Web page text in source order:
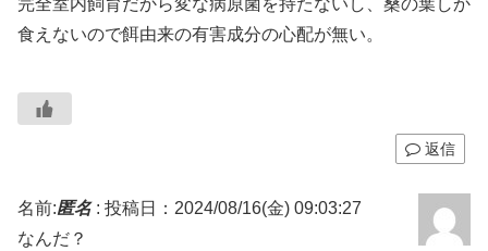
食えないので餌由来の有害成分の心配が無い。
返信
名前:匿名: 投稿日：2024/08/16(金) 09:03:27
なんだ？